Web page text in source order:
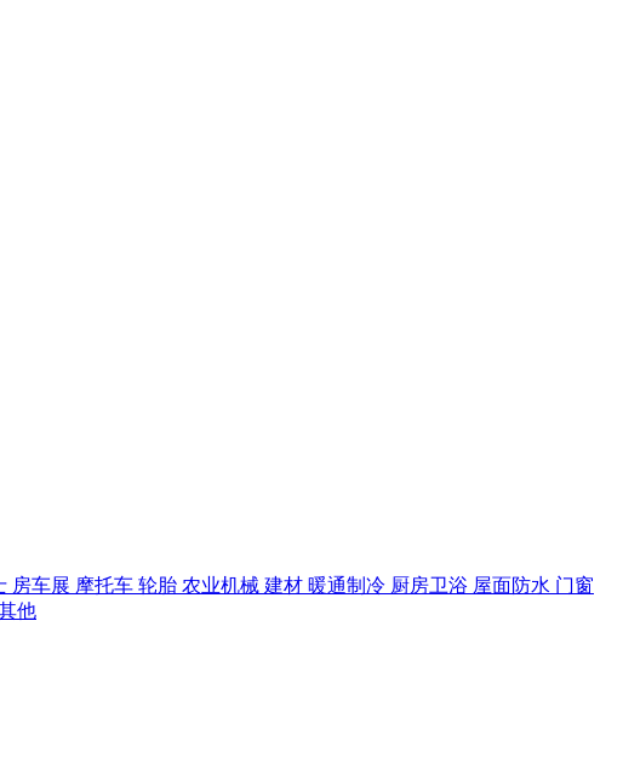
房车展 摩托车 轮胎 农业机械 建材 暖通制冷 厨房卫浴 屋面防水 门窗
他